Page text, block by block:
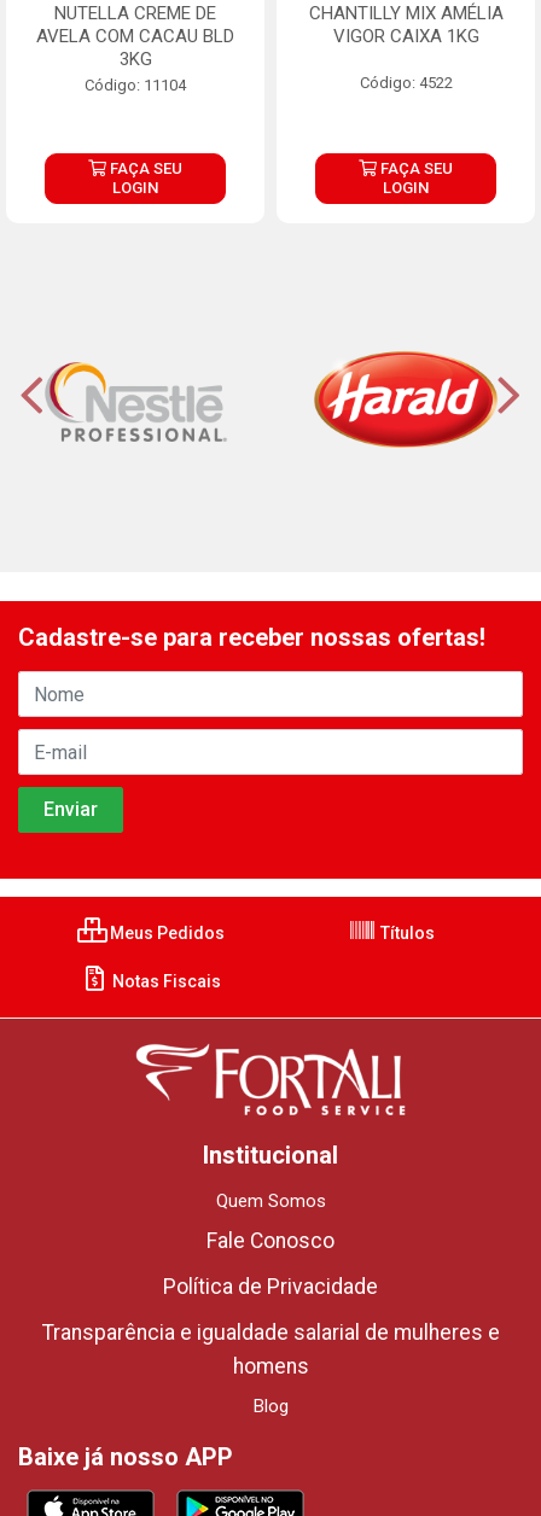
NUTELLA CREME DE
AVELA COM CACAU BLD
3KG
Código: 11104
FAÇA SEU
LOGIN
CHANTILLY MIX AMÉLIA
VIGOR CAIXA 1KG
Código: 4522
FAÇA SEU
LOGIN
Cadastre-se para receber nossas ofertas!
Meus Pedidos Títulos
Notas Fiscais
Institucional
Quem Somos
Fale Conosco
Política de Privacidade
Transparência e igualdade salarial de mulheres e
homens
Blog
Baixe já nosso APP